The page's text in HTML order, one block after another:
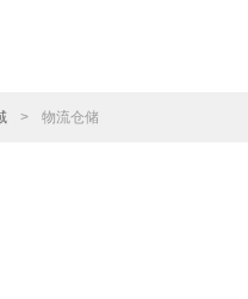
> 物流仓储